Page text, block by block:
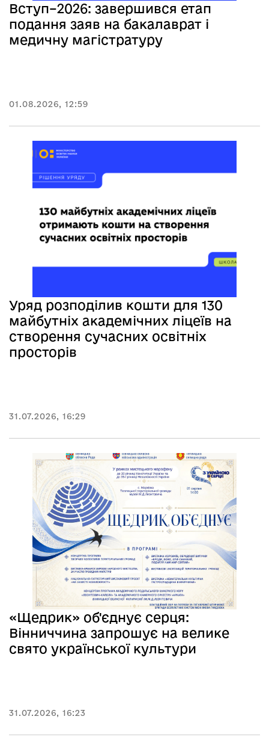
Вступ–2026: завершився етап
подання заяв на бакалаврат і
медичну магістратуру
01.08.2026, 12:59
Уряд розподілив кошти для 130
майбутніх академічних ліцеїв на
створення сучасних освітніх
просторів
31.07.2026, 16:29
«Щедрик» об'єднує серця:
Вінниччина запрошує на велике
свято української культури
31.07.2026, 16:23